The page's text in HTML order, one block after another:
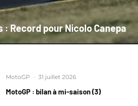
: Record pour Nicolo Canepa
MotoGP · 31 juillet 2026
MotoGP : bilan à mi-saison (3)